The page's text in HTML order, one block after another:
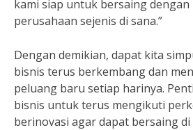
kami siap untuk bersaing
perusahaan sejenis di sana.”
Dengan demikian, dapat kita
bisnis terus berkembang dan
peluang baru setiap harinya.
bisnis untuk terus mengikuti
berinovasi agar dapat bersaing